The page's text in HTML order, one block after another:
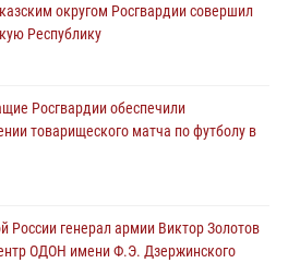
гимнастике
войск правопорядка почтили
округом Росгвардии совершил
Республику
Росгвардии обеспечили
товарищеского матча по футболу в
России генерал армии Виктор Золотов
ОДОН имени Ф.Э. Дзержинского